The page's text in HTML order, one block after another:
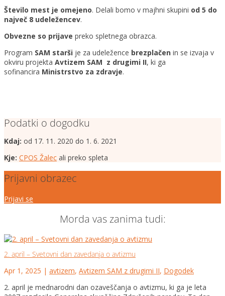
Število mest je omejeno. Delali bomo v majhni skupini od 5 do
največ 8 udeležencev.
Obvezne so prijave preko spletnega obrazca.
Program SAM starši je za udeležence brezplačen in se izvaja v
okviru projekta Avtizem SAM z drugimi II, ki ga
sofinancira Ministrstvo za zdravje.
Podatki o dogodku
Kdaj: od 17. 11. 2020 do 1. 6. 2021
Kje: CPOS Žalec ali preko spleta
Prijavni obrazec
Prijavi se
Morda vas zanima tudi:
2. april – Svetovni dan zavedanja o avtizmu
Apr 1, 2025 | avtizem, Avtizem SAM z drugimi II, Dogodek
2. april je mednarodni dan ozaveščanja o avtizmu, ki ga je leta